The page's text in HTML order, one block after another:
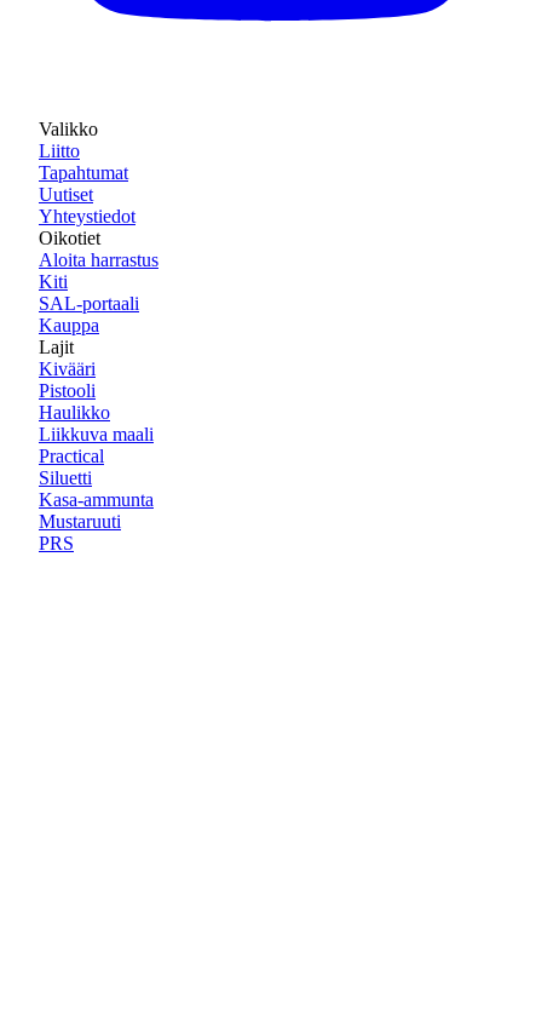
Valikko
Liitto
Tapahtumat
Uutiset
Yhteystiedot
Oikotiet
Aloita harrastus
Kiti
SAL-portaali
Kauppa
Lajit
Kivääri
Pistooli
Haulikko
Liikkuva maali
Practical
Siluetti
Kasa-ammunta
Mustaruuti
PRS